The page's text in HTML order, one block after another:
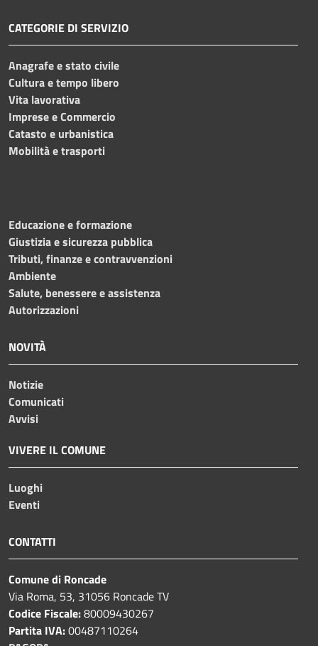
CATEGORIE DI SERVIZIO
Anagrafe e stato civile
Cultura e tempo libero
Vita lavorativa
Imprese e Commercio
Catasto e urbanistica
Mobilità e trasporti
Educazione e formazione
Giustizia e sicurezza pubblica
Tributi, finanze e contravvenzioni
Ambiente
Salute, benessere e assistenza
Autorizzazioni
NOVITÀ
Notizie
Comunicati
Avvisi
VIVERE IL COMUNE
Luoghi
Eventi
CONTATTI
Comune di Roncade
Via Roma, 53, 31056 Roncade TV
Codice Fiscale:80009430267
Partita IVA:00487110264